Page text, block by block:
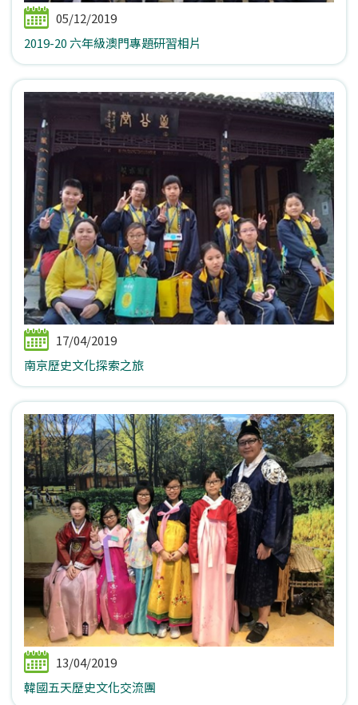
05/12/2019
2019-20 六年級澳門專題研習相片
17/04/2019
南京歷史文化探索之旅
13/04/2019
韓國五天歷史文化交流團